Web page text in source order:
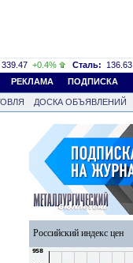
339.47 +0.4% Сталь: 136.63
РЕКЛАМА ПОДПИСКА
ДОСКА ОБЪЯВЛЕНИЙ
Российский индекс цен